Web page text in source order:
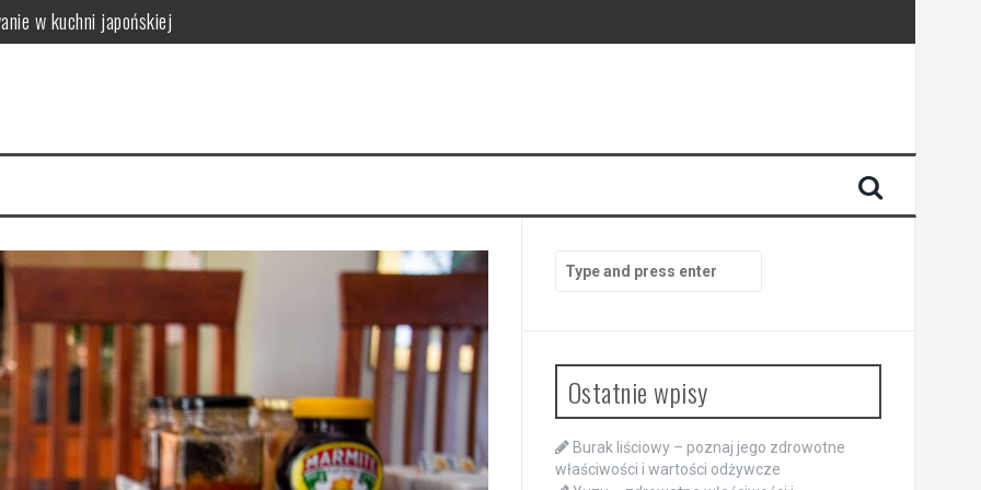
w kuchni japońskiej
w kuchni
wykonuje i jak wygląda bezpieczeństwo badania
właściwości i źródła
for:
Ostatnie wpisy
Burak liściowy – poznaj jego zdrowotne
właściwości i wartości odżywcze